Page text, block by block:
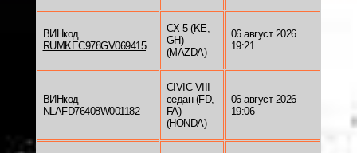
ВИНкод
RUMKEC978GV069415
CX-5 (KE,
GH)
(MAZDA)
06 август 2026
19:21
ВИНкод
NLAFD76408W001182
CIVIC VIII
седан (FD,
FA)
(HONDA)
06 август 2026
19:06